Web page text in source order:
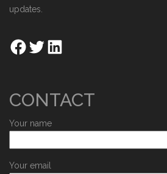
updates.
CONTACT
Your name
Your email